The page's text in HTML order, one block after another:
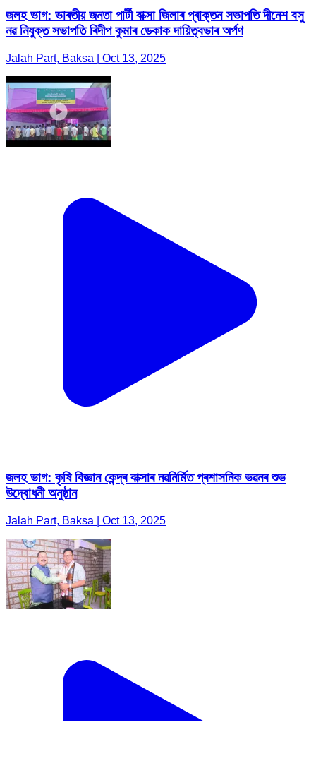
জলহ ভাগ: ভাৰতীয় জনতা পাৰ্টী বাক্সা জিলাৰ প্ৰাক্তন সভাপতি দীনেশ বসু
নৱ নিযুক্ত সভাপতি ৰিদীপ কুমাৰ ডেকাক দায়িত্বভাৰ অৰ্পণ
Jalah Part, Baksa | Oct 13, 2025
জলহ ভাগ: কৃষি বিজ্ঞান কেন্দ্ৰ বাক্সাৰ নৱনিৰ্মিত প্ৰশাসনিক ভৱনৰ শুভ
উদ্বোধনী অনুষ্ঠান
Jalah Part, Baksa | Oct 13, 2025